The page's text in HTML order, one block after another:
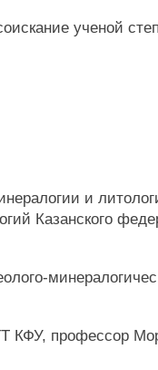
ученой
и
Казанского
КФУ, профессор